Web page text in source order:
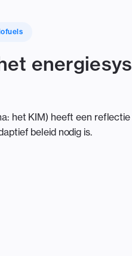
het KIM) heeft een
beleid nodig is.